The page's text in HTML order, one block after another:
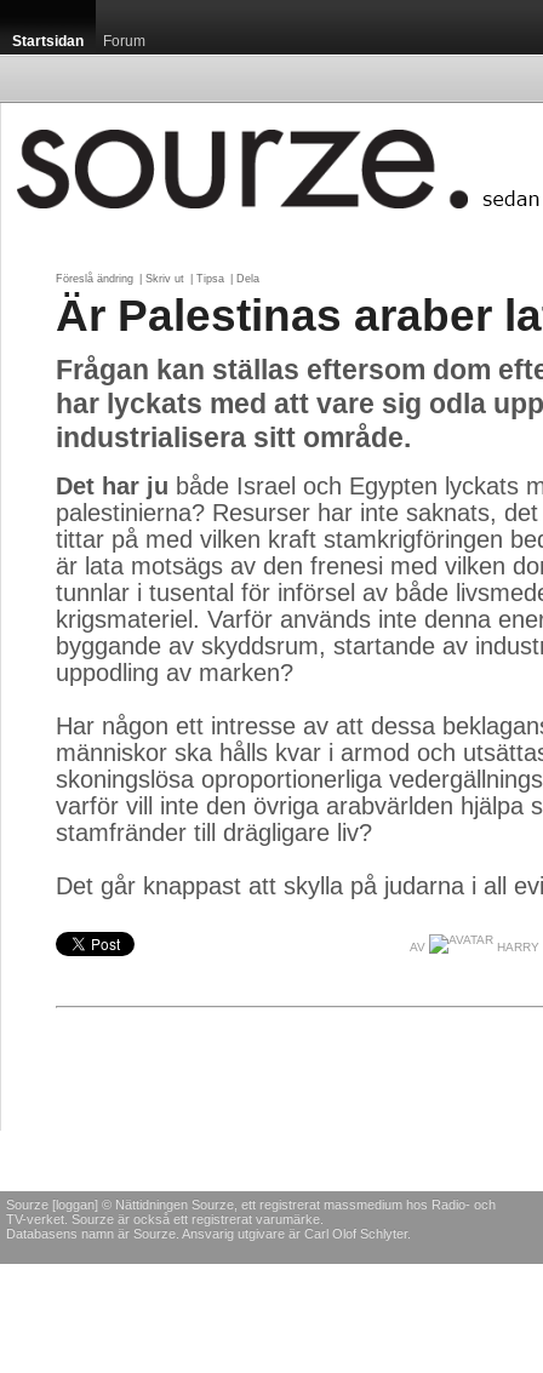
Startsidan Forum
Föreslå ändring Skriv ut Tipsa Dela
Är Palestinas araber
Frågan kan ställas eftersom dom
har lyckats med att vare sig odla
industrialisera sitt område.
Det har ju både Israel och Egypten lyckats
palestinierna? Resurser har inte saknats,
tittar på med vilken kraft stamkrigföringen
är lata motsägs av den frenesi med vilken
tunnlar i tusental för införsel av både
krigsmateriel. Varför används inte denna
byggande av skyddsrum, startande av
uppodling av marken?
Har någon ett intresse av att dessa
människor ska hålls kvar i armod och
skoningslösa oproportionerliga
varför vill inte den övriga arabvärlden hjälpa
stamfränder till drägligare liv?
Det går knappast att skylla på judarna i all
AV HARRY
Sourze [loggan] © Nättidningen Sourze, ett registrerat massmedium hos Radio- och
TV-verket. Sourze är också ett registrerat varumärke.
Databasens namn är Sourze. Ansvarig utgivare är Carl Olof Schlyter.